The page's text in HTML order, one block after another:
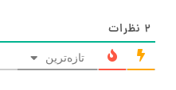
۲ نظرات
تازه‌ترین